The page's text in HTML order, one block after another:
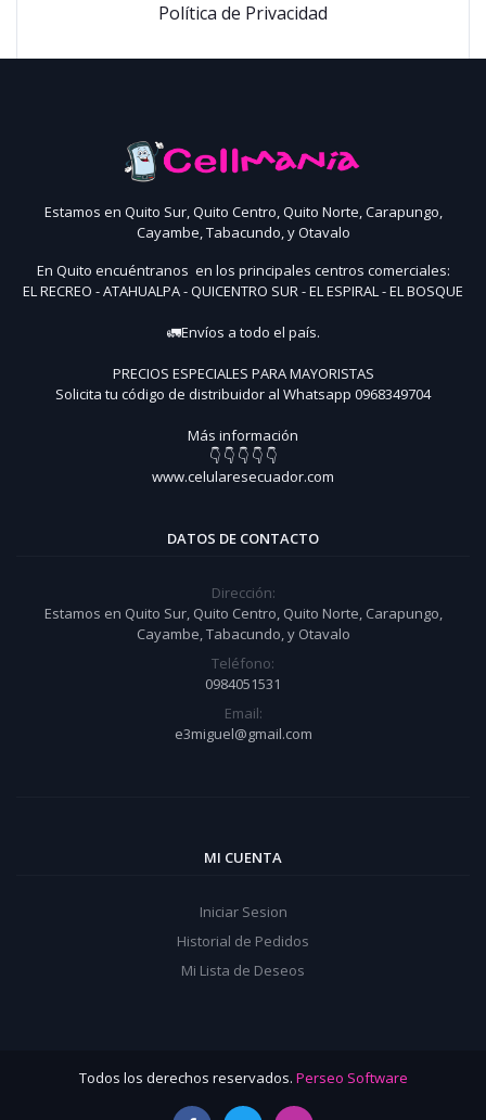
Política de Privacidad
Estamos en Quito Sur, Quito Centro, Quito Norte, Carapungo,
Cayambe, Tabacundo, y Otavalo
En Quito encuéntranos en los principales centros comerciales:
EL RECREO - ATAHUALPA - QUICENTRO SUR - EL ESPIRAL - EL BOSQUE
🚛Envíos a todo el país.
PRECIOS ESPECIALES PARA MAYORISTAS
Solicita tu código de distribuidor al Whatsapp 0968349704
Más información
👇 👇 👇 👇 👇
www.celularesecuador.com
DATOS DE CONTACTO
Dirección:
Estamos en Quito Sur, Quito Centro, Quito Norte, Carapungo,
Cayambe, Tabacundo, y Otavalo
Teléfono:
0984051531
Email:
e3miguel@gmail.com
MI CUENTA
Iniciar Sesion
Historial de Pedidos
Mi Lista de Deseos
Todos los derechos reservados. Perseo Software